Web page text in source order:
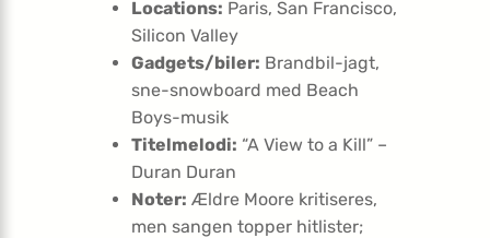
Locations: Paris, San Francisco,
Silicon Valley
Gadgets/biler: Brandbil-jagt,
sne-snowboard med Beach
Boys-musik
Titelmelodi: “A View to a Kill” –
Duran Duran
Noter: Ældre Moore kritiseres,
men sangen topper hitlister;